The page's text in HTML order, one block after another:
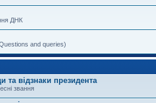
ДНК
and queries)
та відзнаки президента
звання